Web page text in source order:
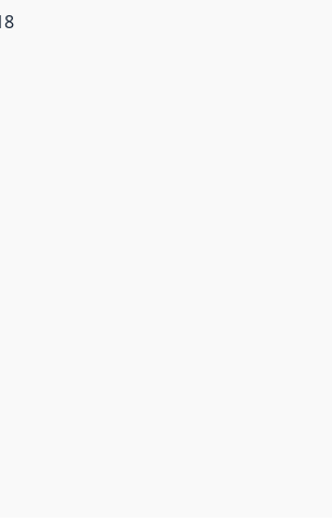
specification that forms the basis